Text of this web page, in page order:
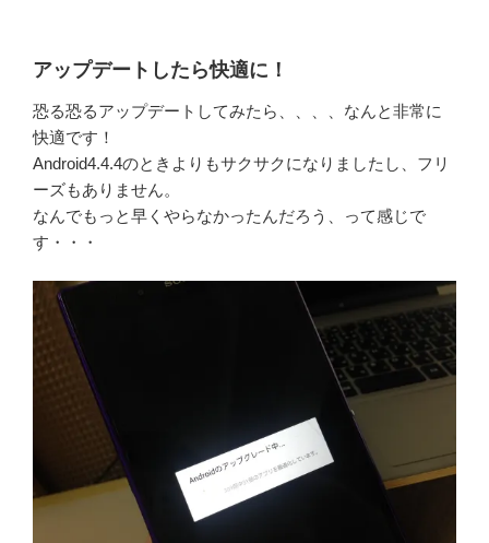
アップデートしたら快適に！
恐る恐るアップデートしてみたら、、、、なんと非常に
快適です！
Android4.4.4のときよりもサクサクになりましたし、フリ
ーズもありません。
なんでもっと早くやらなかったんだろう、って感じで
す・・・